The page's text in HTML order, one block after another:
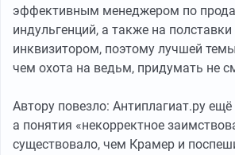
эффективным менеджером по
индульгенций, а также на
инквизитором, поэтому лучшей
чем охота на ведьм, придумать не
Автору повезло: Антиплагиат.ру
а понятия «некорректное
существовало, чем Крамер и